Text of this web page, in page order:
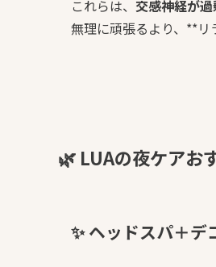
これらは、 交感神経が
無理に頑張るより、**リ
🌿 LUAの夜ケアお
✨ ヘッドスパ＋デ